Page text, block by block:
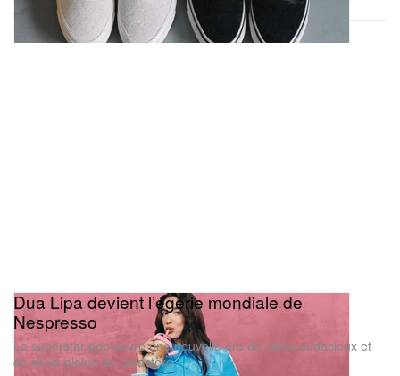
Dua Lipa devient l’égérie mondiale de
Nespresso
La superstar pop ouvre une nouvelle ère de cafés audacieux et
de choix pleine de caractère.